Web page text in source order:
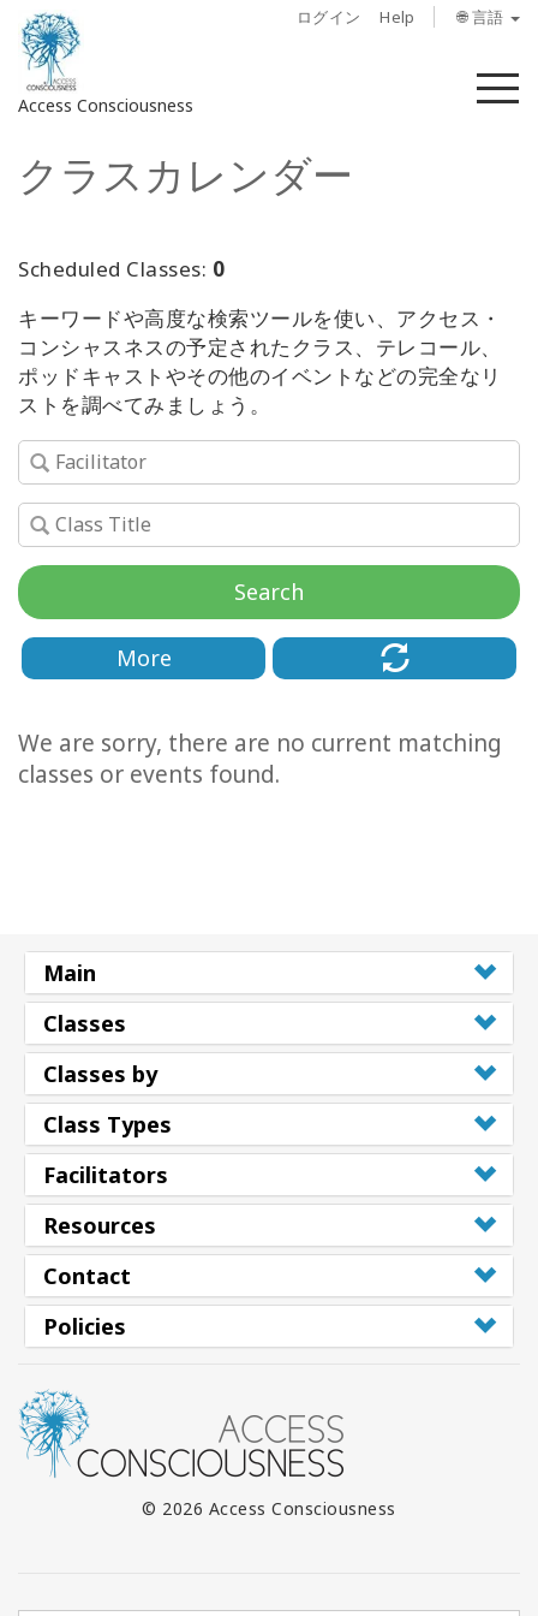
ログイン Help 🌐 言語
Access Consciousness
メ
ア
ン
に
サ
イ
ン
ン
概
要
ク
リ
テ
ー
タ
ー
Shop
More
絡
検
索
クラスカレンダー
Scheduled Classes: 0
キーワードや高度な検索ツールを使い、アクセス・
コンシャスネスの予定されたクラス、テレコール、
ポッドキャストやその他のイベントなどの完全なリ
ストを調べてみましょう。
Search
More
We are sorry, there are no current matching
classes or events found.
Main
Classes
Classes by
Class Types
Facilitators
Resources
Contact
Policies
© 2026 Access Consciousness